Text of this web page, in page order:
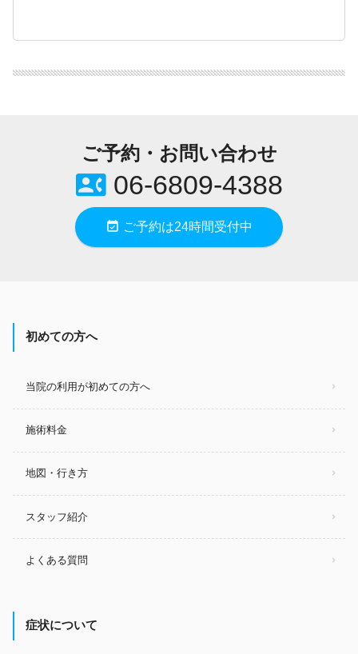
ご予約・お問い合わせ
contact_phone06-6809-4388
event_available ご予約は24時間受付中
初めての方へ
当院の利用が初めての方へ
施術料金
地図・行き方
スタッフ紹介
よくある質問
症状について